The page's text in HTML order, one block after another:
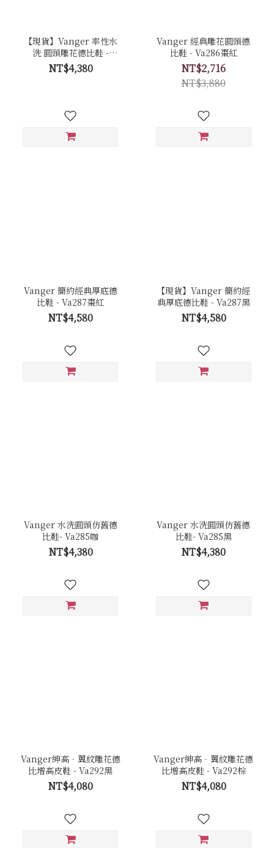
【現貨】Vanger 率性水
洗 圓頭雕花德比鞋 -
Va298咖
NT$4,380
Vanger 經典雕花圓頭德
比鞋 - Va286棗紅
NT$2,716
NT$3,880
Vanger 簡約經典厚底德
比鞋 - Va287棗紅
NT$4,580
【現貨】Vanger 簡約經
典厚底德比鞋 - Va287黑
NT$4,580
Vanger 水洗圓頭仿舊德
比鞋- Va285咖
NT$4,380
Vanger 水洗圓頭仿舊德
比鞋- Va285黑
NT$4,380
Vanger紳高．翼紋雕花德
比增高皮鞋 - Va292黑
NT$4,080
Vanger紳高．翼紋雕花德
比增高皮鞋 - Va292棕
NT$4,080